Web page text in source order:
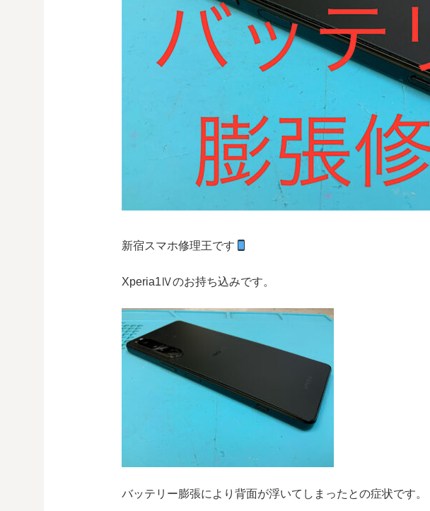
新宿スマホ修理王です
Xperia1Ⅳのお持ち込みです。
バッテリー膨張により背面が浮いてしまったとの症状です。